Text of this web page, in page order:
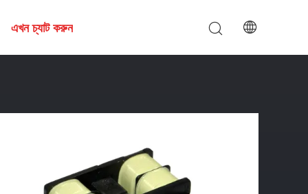
এখন চ্যাট করুন